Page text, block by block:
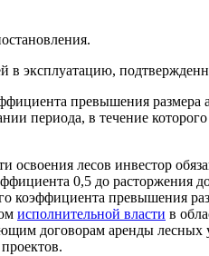
в эксплуатацию,
превышения размера
периода, в течение
лесов инвестор
0,5 до расторжения
коэффициента превышения
исполнительной власти в
договорам аренды лесных